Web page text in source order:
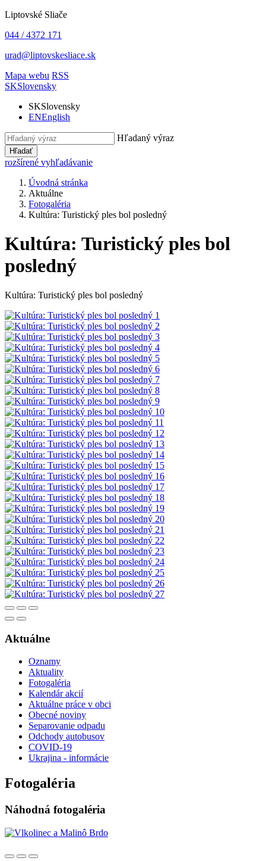
Liptovské Sliače
044 / 4372 171
urad@liptovskesliace.sk
Mapa webu RSS
SKSlovensky
SKSlovensky
ENEnglish
Hľadaný výraz
Hľadať
rozšírené vyhľadávanie
Úvodná stránka
Aktuálne
Fotogaléria
Kultúra: Turistický ples bol posledný
Kultúra: Turistický ples bol
posledný
Kultúra: Turistický ples bol posledný
Aktuálne
Oznamy
Aktuality
Fotogaléria
Kalendár akcií
Aktuálne práce v obci
Obecné noviny
Separovanie odpadu
Odchody autobusov
COVID-19
Ukrajina - informácie
Fotogaléria
Náhodná fotogaléria